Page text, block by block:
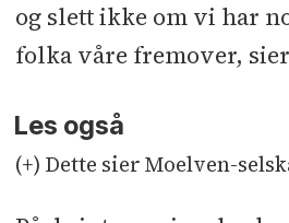
og slett ikke om vi har
folka våre fremover,
Les også
(+) Dette sier Moelven-